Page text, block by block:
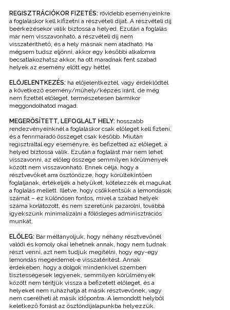
REGISZTRÁCIÓKOR FIZETÉS: rövidebb eseményeinkre
a foglaláskor kell kifizetni a részvételi díjat. A részvételi díj
beérkezésekor válik biztossá a helyed. Ezután a foglalás
már nem visszavonható, a részvételi díj nem
visszatéríthető, és a hely másnak nem átadható. Ha
mégsem tudsz eljönni, akkor egy későbbi alkalomra
becsatlakozhatsz akkor, ha ott maradnak fent szabad
helyek az esemény előtt egy héttel.
ELŐJELENTKEZÉS: ha előjelentkeztél, vagy érdeklődtél
a következő esemény/műhely/képzés iránt, de még
nem fizettél előleget, természetesen bármikor
meggondolhatod magad.
MEGERŐSÍTETT, LEFOGLALT HELY: hosszabb
rendezvényeinknél a foglaláskor csak előleget kell fizteni,
és a fennmaradó összeget csak később. Miután
regisztráltál egy eseményre, és befizetted az előleget, a
helyed biztossá válik. Ezután a foglalást már nem lehet
visszavonni, az előleg összege semmilyen körülmények
között nem visszavonható. Ennek célja, hogy a
résztvevőket arra ösztönözze, hogy körültekintően
foglaljanak, értékeljék a helyüket, kötelezzék el magukat
a foglalás mellett. Illetve, hogy csökkentsük a lemondások
számát – ez különösen fontos, mivel a szabad helyek
száma korlátozott, és nem szeretünk pazarolni, továbbá
igyekszünk minimalizálni a fölösleges adminisztrációs
munkát.
ELŐLEG: Bár méltányoljuk, hogy néhány résztvevőnél
valódi és komoly okai lehetnek annak, hogy nem tudnak
részt venni, azt nem tudjuk megítélni, hogy egy-egy
lemondás megérdemel-e visszatérítést. Annak
érdekében, hogy a dolgok mindenkivel szemben
tisztességesek legyenek, semmilyen körülmények
között nem térítjük vissza a befizetett előleget, és a
helyeket nem ruházhatja át másik résztvevőnek, vagy
nem cserélheti át másik időpontra. A lemondott helyből
keletkező forrást az ösztöndíjalapunkba helyezzük.